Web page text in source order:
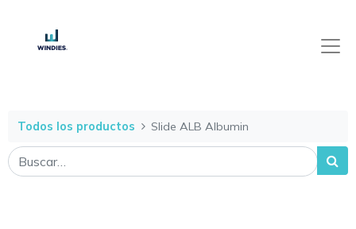
Todos los productos Slide ALB Albumin